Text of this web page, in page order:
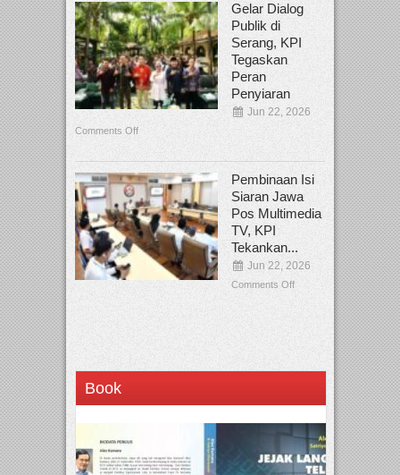
Gelar Dialog
Publik di
Serang, KPI
Tegaskan
Peran
Penyiaran
Jun 22, 2026
Comments Off
Pembinaan Isi
Siaran Jawa
Pos Multimedia
TV, KPI
Tekankan...
Jun 22, 2026
Comments Off
Book